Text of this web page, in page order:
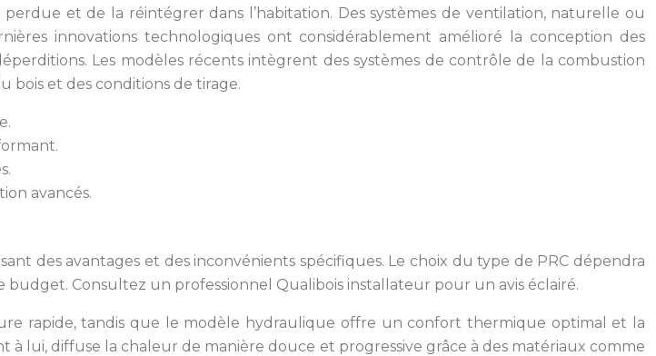
et de la réintégrer dans l’habitation. Des systèmes de ventilation, naturelle ou
innovations technologiques ont considérablement amélioré la conception des
Les modèles récents intègrent des systèmes de contrôle de la combustion
bois et des conditions de tirage.
avancés.
des avantages et des inconvénients spécifiques. Le choix du type de PRC dépendra
Consultez un professionnel Qualibois installateur pour un avis éclairé.
rapide, tandis que le modèle hydraulique offre un confort thermique optimal et la
à lui, diffuse la chaleur de manière douce et progressive grâce à des matériaux comme